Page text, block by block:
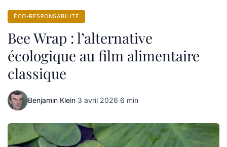
ÉCO-RESPONSABILITÉ
Bee Wrap : l’alternative
écologique au film alimentaire
classique
Benjamin Klein·3 avril 2026·6 min